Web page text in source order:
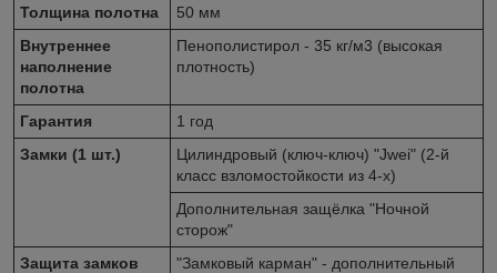
Толщина полотна
50 мм
Внутреннее
наполнение
полотна
Пенополистирол - 35 кг/м3 (высокая
плотность)
Гарантия
1 год
Замки (1 шт.)
Цилиндровый (ключ-ключ) "Jwei" (2-й
класс взломостойкости из 4-х)
Дополнительная защёлка "Ночной
сторож"
Защита замков
"Замковый карман" - дополнительный